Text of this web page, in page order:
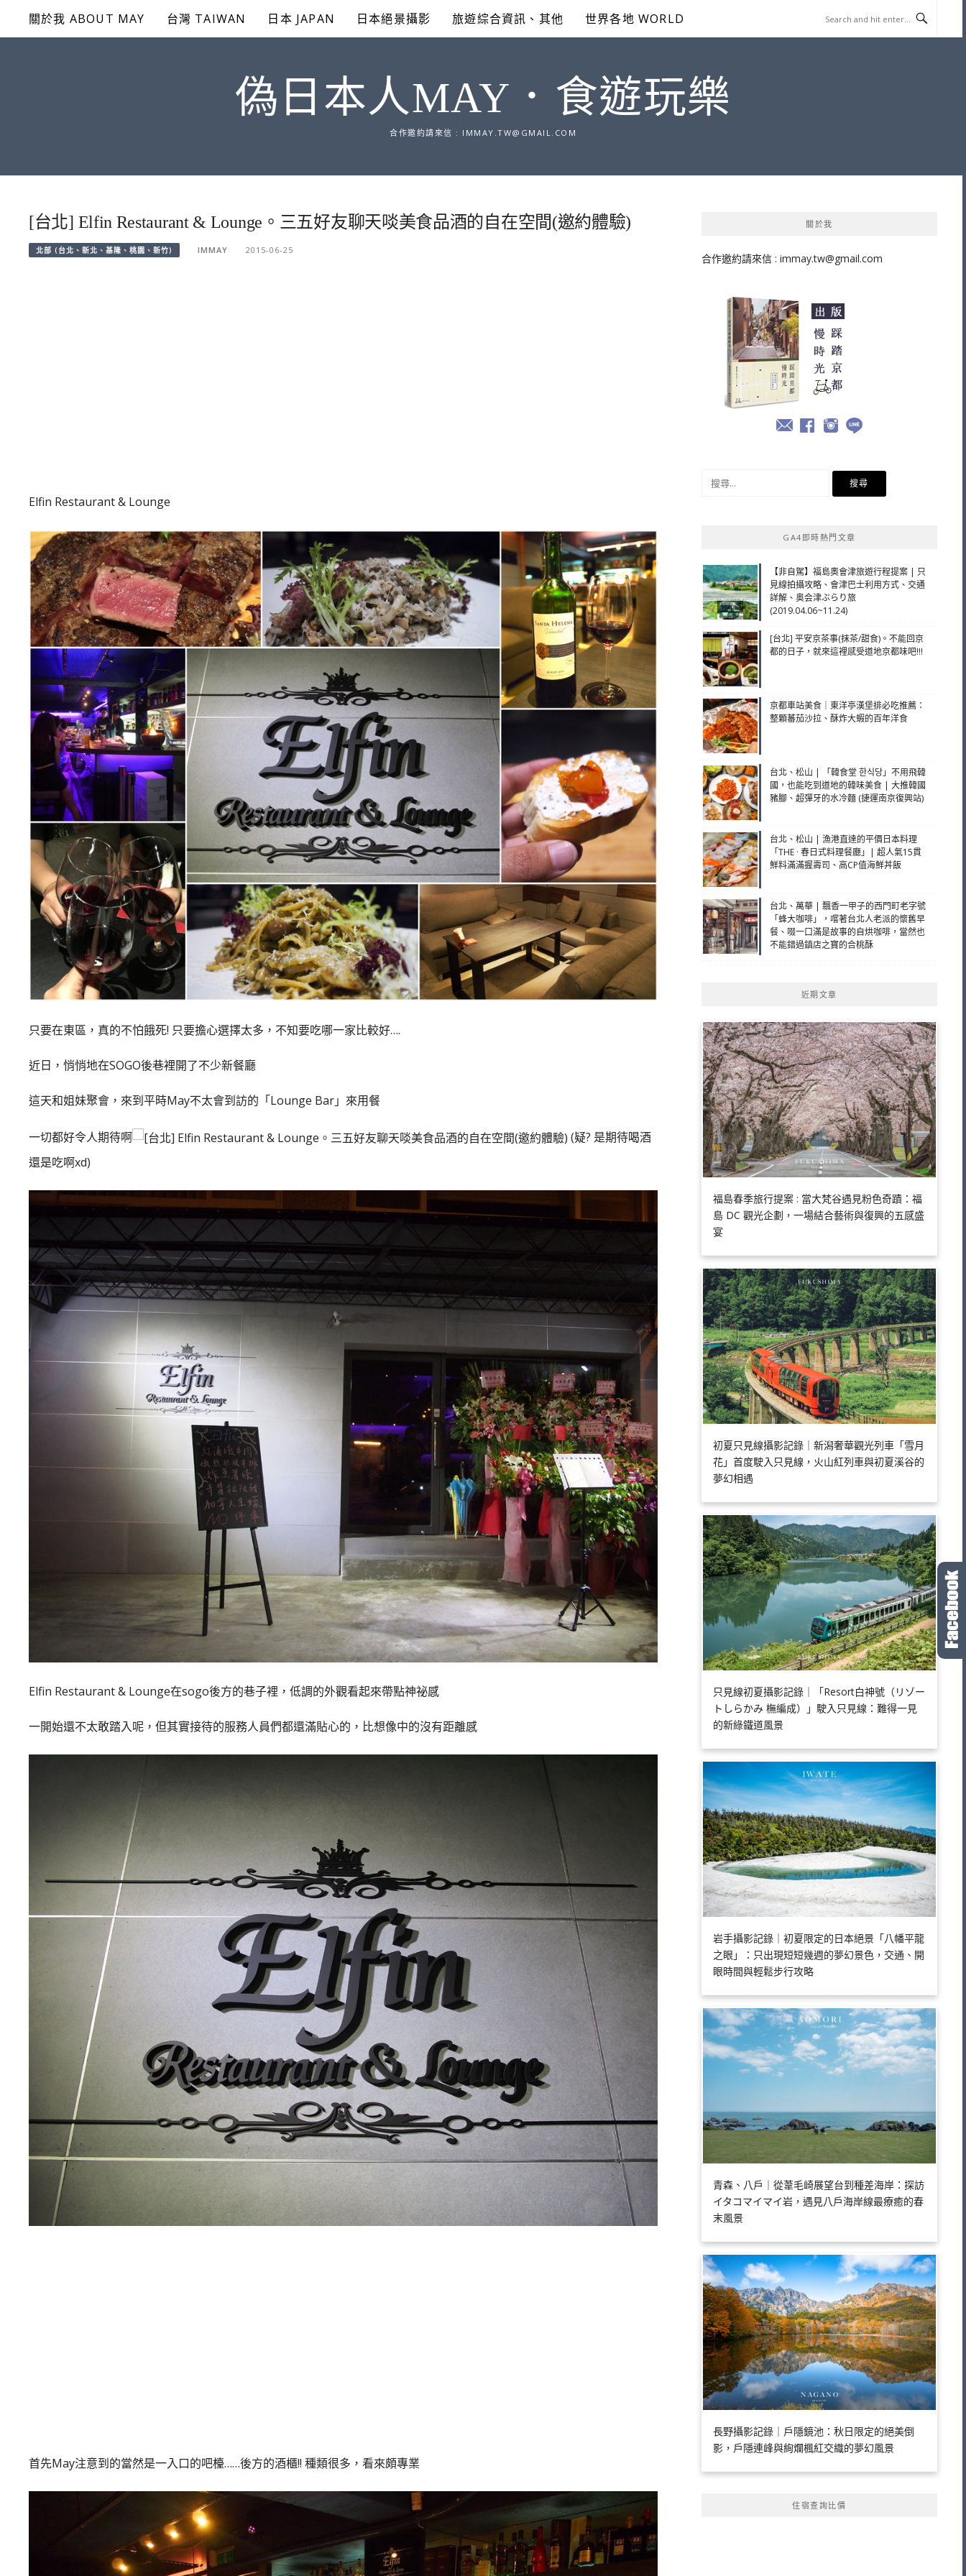
content
關於我 ABOUT MAY 台灣 TAIWAN 日本 JAPAN 日本絕景攝影 旅遊綜合資訊、其他 世界各地 WORLD
偽日本人MAY．食遊玩樂
合作邀約請來信 : IMMAY.TW@GMAIL.COM
[台北] Elfin Restaurant & Lounge。三五好友聊天啖美食品酒的自在空間(邀約體驗)
北部 (台北、新北、基隆、桃園、新竹) IMMAY 2015-06-25
Elfin Restaurant & Lounge
只要在東區，真的不怕餓死! 只要擔心選擇太多，不知要吃哪一家比較好….
近日，悄悄地在SOGO後巷裡開了不少新餐廳
這天和姐妹聚會，來到平時May不太會到訪的「Lounge Bar」來用餐
一切都好令人期待啊
(疑? 是期待喝酒
還是吃啊xd)
Elfin Restaurant & Lounge在sogo後方的巷子裡，低調的外觀看起來帶點神祕感
一開始還不太敢踏入呢，但其實接待的服務人員們都還滿貼心的，比想像中的沒有距離感
首先May注意到的當然是一入口的吧檯……後方的酒櫃!! 種類很多，看來頗專業
關於我
合作邀約請來信 : immay.tw@gmail.com
GA4即時熱門文章
【非自駕】福島奧會津旅遊行程提案 | 只
見線拍攝攻略、會津巴士利用方式、交通
詳解、奥会津ぶらり旅
(2019.04.06~11.24)
[台北] 平安京茶事(抹茶/甜食)。不能回京
都的日子，就來這裡感受道地京都味吧!!!
京都車站美食｜東洋亭漢堡排必吃推薦：
整顆蕃茄沙拉、酥炸大蝦的百年洋食
台北、松山 | 「韓食堂 한식당」不用飛韓
國，也能吃到道地的韓味美食 | 大推韓國
豬腳、超彈牙的水冷麵 (捷運南京復興站)
台北、松山 | 漁港直達的平價日本料理
「THE · 春日式料理餐廳」| 超人氣15貫
鮮料滿滿握壽司、高CP值海鮮丼飯
台北、萬華 | 飄香一甲子的西門町老字號
「蜂大咖啡」，嚐著台北人老派的懷舊早
餐、啜一口滿是故事的自烘咖啡，當然也
不能錯過鎮店之寶的合桃酥
近期文章
福島春季旅行提案 : 當大梵谷遇見粉色奇蹟：福
島 DC 觀光企劃，一場結合藝術與復興的五感盛
宴
初夏只見線攝影記錄｜新潟奢華觀光列車「雪月
花」首度駛入只見線，火山紅列車與初夏溪谷的
夢幻相遇
只見線初夏攝影記錄｜「Resort白神號（リゾー
トしらかみ 橅編成）」駛入只見線：難得一見
的新綠鐵道風景
岩手攝影記錄｜初夏限定的日本絕景「八幡平龍
之眼」：只出現短短幾週的夢幻景色，交通、開
眼時間與輕鬆步行攻略
青森、八戶｜從葦毛崎展望台到種差海岸：探訪
イタコマイマイ岩，遇見八戶海岸線最療癒的春
末風景
長野攝影記錄｜戶隱鏡池：秋日限定的絕美倒
影，戶隱連峰與絢爛楓紅交織的夢幻風景
住宿查詢比價